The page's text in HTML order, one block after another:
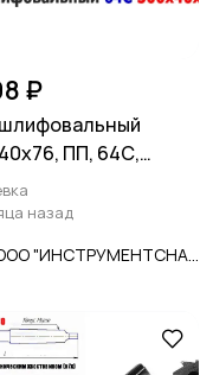
₽
ПП, 64С,
40 СМ1, K-L V, ср
назад